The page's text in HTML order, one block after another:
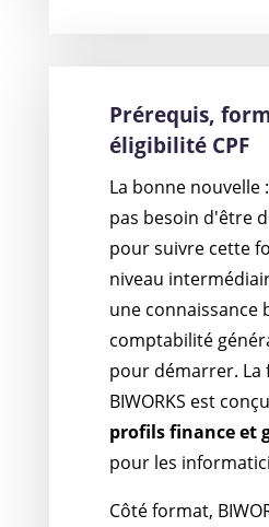
Prérequis,
éligibilité CPF
La bonne nouvelle
pas besoin d'être
pour suivre cette
niveau
une connaissance
comptabilité
pour démarrer. La
BIWORKS est
profils finance et
pour les
Côté format,